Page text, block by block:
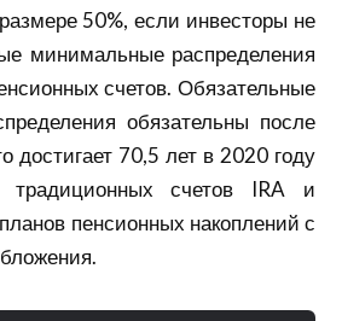
50%, если инвесторы не
минимальные распределения
счетов. Обязательные
обязательны после
достигает 70,5 лет в 2020 году
счетов IRA и
пенсионных накоплений с